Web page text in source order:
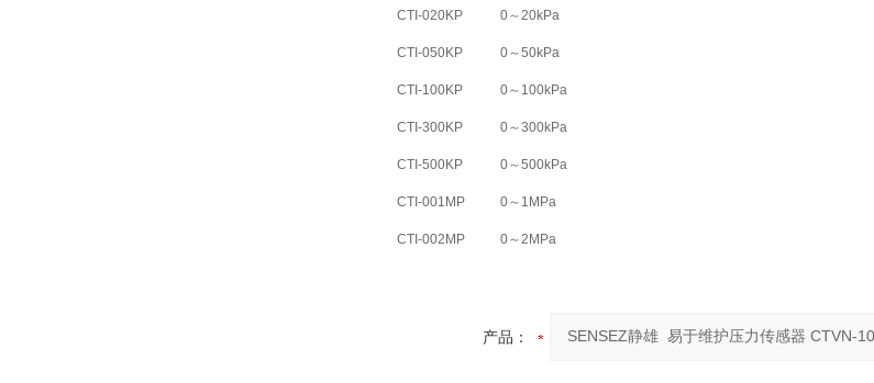
CTI-020KP 0～20kPa
CTI-050KP 0～50kPa
CTI-100KP 0～100kPa
CTI-300KP 0～300kPa
CTI-500KP 0～500kPa
CTI-001MP 0～1MPa
CTI-002MP 0～2MPa
产品：